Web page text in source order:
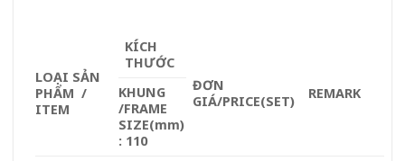
LOẠI SẢN
PHẨM /
ITEM
KÍCH
THƯỚC
ĐƠN
GIÁ/PRICE(SET) REMARK
KHUNG
/FRAME
SIZE(mm)
: 110